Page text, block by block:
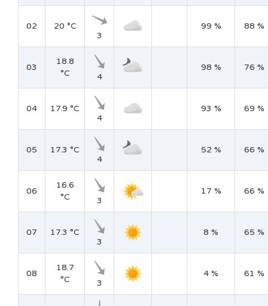
02
20 °C
3
99 % 88 %
03
18.8
°C
4
98 % 76 %
04
17.9 °C
4
93 % 69 %
05
17.3 °C
4
52 % 66 %
06
16.6
°C
3
17 % 66 %
07
17.3 °C
3
8 % 65 %
08
18.7
°C
3
4 % 61 %